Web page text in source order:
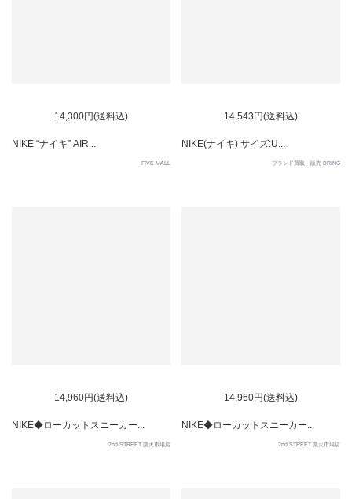
14,300円(送料込)
NIKE “ナイキ” AIR...
FIVE MALL
14,543円(送料込)
NIKE(ナイキ) サイズ:U...
ブランド買取・販売 BRING
14,960円(送料込)
NIKE◆ローカットスニーカー...
2nd STREET 楽天市場店
14,960円(送料込)
NIKE◆ローカットスニーカー...
2nd STREET 楽天市場店